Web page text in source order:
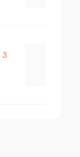
3